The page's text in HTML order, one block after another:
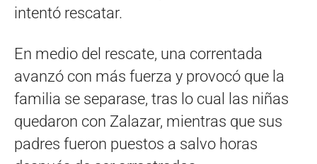
intentó rescatar.
En medio del rescate, una correntada
avanzó con más fuerza y provocó que la
familia se separase, tras lo cual las niñas
quedaron con Zalazar, mientras que sus
padres fueron puestos a salvo horas